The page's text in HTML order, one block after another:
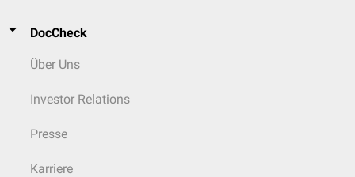
DocCheck
Über Uns
Investor Relations
Presse
Karriere